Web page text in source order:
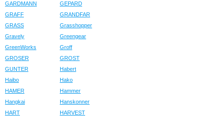
GARDMANN
GEPARD
GRAFF
GRANDFAR
GRASS
Grasshopper
Gravely
Greengear
GreenWorks
Groff
GROSER
GROST
GUNTER
Habert
Haibo
Hako
HAMER
Hammer
Hangkai
Hanskonner
HART
HARVEST